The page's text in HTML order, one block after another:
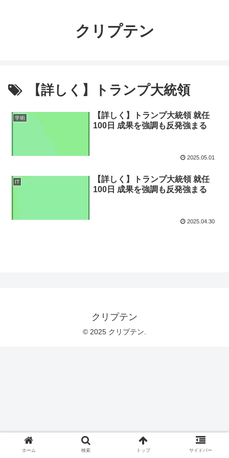
クリプテン
【詳しく】トランプ大統領
学術
【詳しく】トランプ大統領 就任
100日 成果を強調も反発強まる
2025.05.01
IT
【詳しく】トランプ大統領 就任
100日 成果を強調も反発強まる
2025.04.30
クリプテン
© 2025 クリプテン.
ホーム 検索 トップ サイドバー